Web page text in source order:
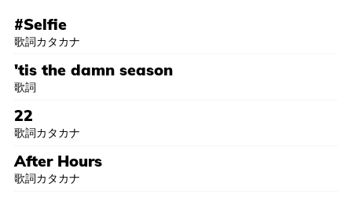
#Selfie
歌詞カタカナ
'tis the damn season
歌詞
22
歌詞カタカナ
After Hours
歌詞カタカナ